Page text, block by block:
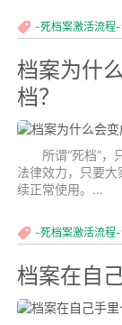
更谨慎一些。...
-死档案激活流程
档案为什
档？
所谓“死档”，只
法律效力，只要
续正常使用。...
-死档案激活流程
档案在自